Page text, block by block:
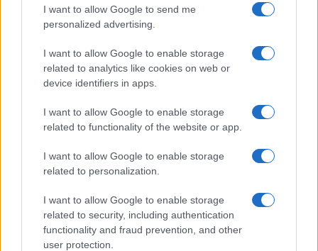
I want to allow Google to send me
personalized advertising.
I want to allow Google to enable storage
related to analytics like cookies on web or
device identifiers in apps.
I want to allow Google to enable storage
related to functionality of the website or app.
I want to allow Google to enable storage
related to personalization.
I want to allow Google to enable storage
related to security, including authentication
functionality and fraud prevention, and other
user protection.
Retirada urgente de las azucenas
de la Giralda tras la caída por el
viento
21 febrero, 2026
Quienes somos